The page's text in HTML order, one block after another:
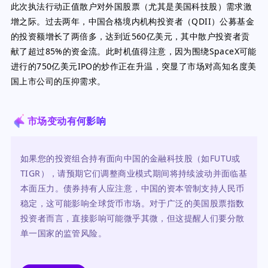
此次执法行动正值散户对外国股票（尤其是美国科技股）需求激
增之际。过去两年，中国合格境内机构投资者（QDII）公募基金
的投资额增长了两倍多，达到近560亿美元，其中散户投资者贡
献了超过85%的资金流。此时机值得注意，因为围绕SpaceX可能
进行的750亿美元IPO的炒作正在升温，突显了市场对高知名度美
国上市公司的压抑需求。
市场变动有何影响
如果您的投资组合持有面向中国的金融科技股（如FUTU或
TIGR），请预期它们调整商业模式期间将持续波动并面临基
本面压力。债券持有人应注意，中国的资本管制支持人民币
稳定，这可能影响全球货币市场。对于广泛的美国股票指数
投资者而言，直接影响可能微乎其微，但这提醒人们要分散
单一国家的监管风险。